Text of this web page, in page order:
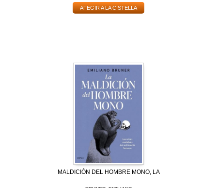
AFEGIR A LA CISTELLA
MALDICIÓN DEL HOMBRE MONO, LA